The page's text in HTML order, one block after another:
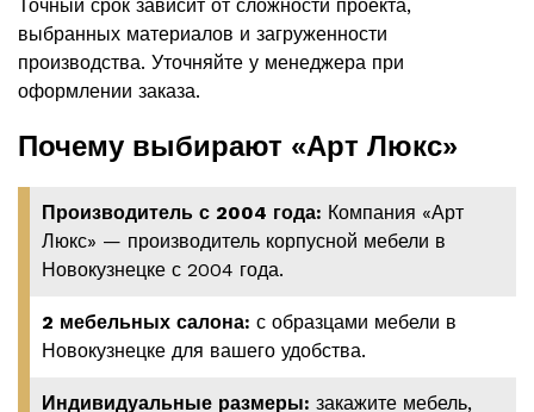
Точный срок зависит от сложности проекта,
выбранных материалов и загруженности
производства. Уточняйте у менеджера при
оформлении заказа.
Почему выбирают «Арт Люкс»
Производитель с 2004 года: Компания «Арт
Люкс» — производитель корпусной мебели в
Новокузнецке с 2004 года.
2 мебельных салона: с образцами мебели в
Новокузнецке для вашего удобства.
Индивидуальные размеры: закажите мебель,